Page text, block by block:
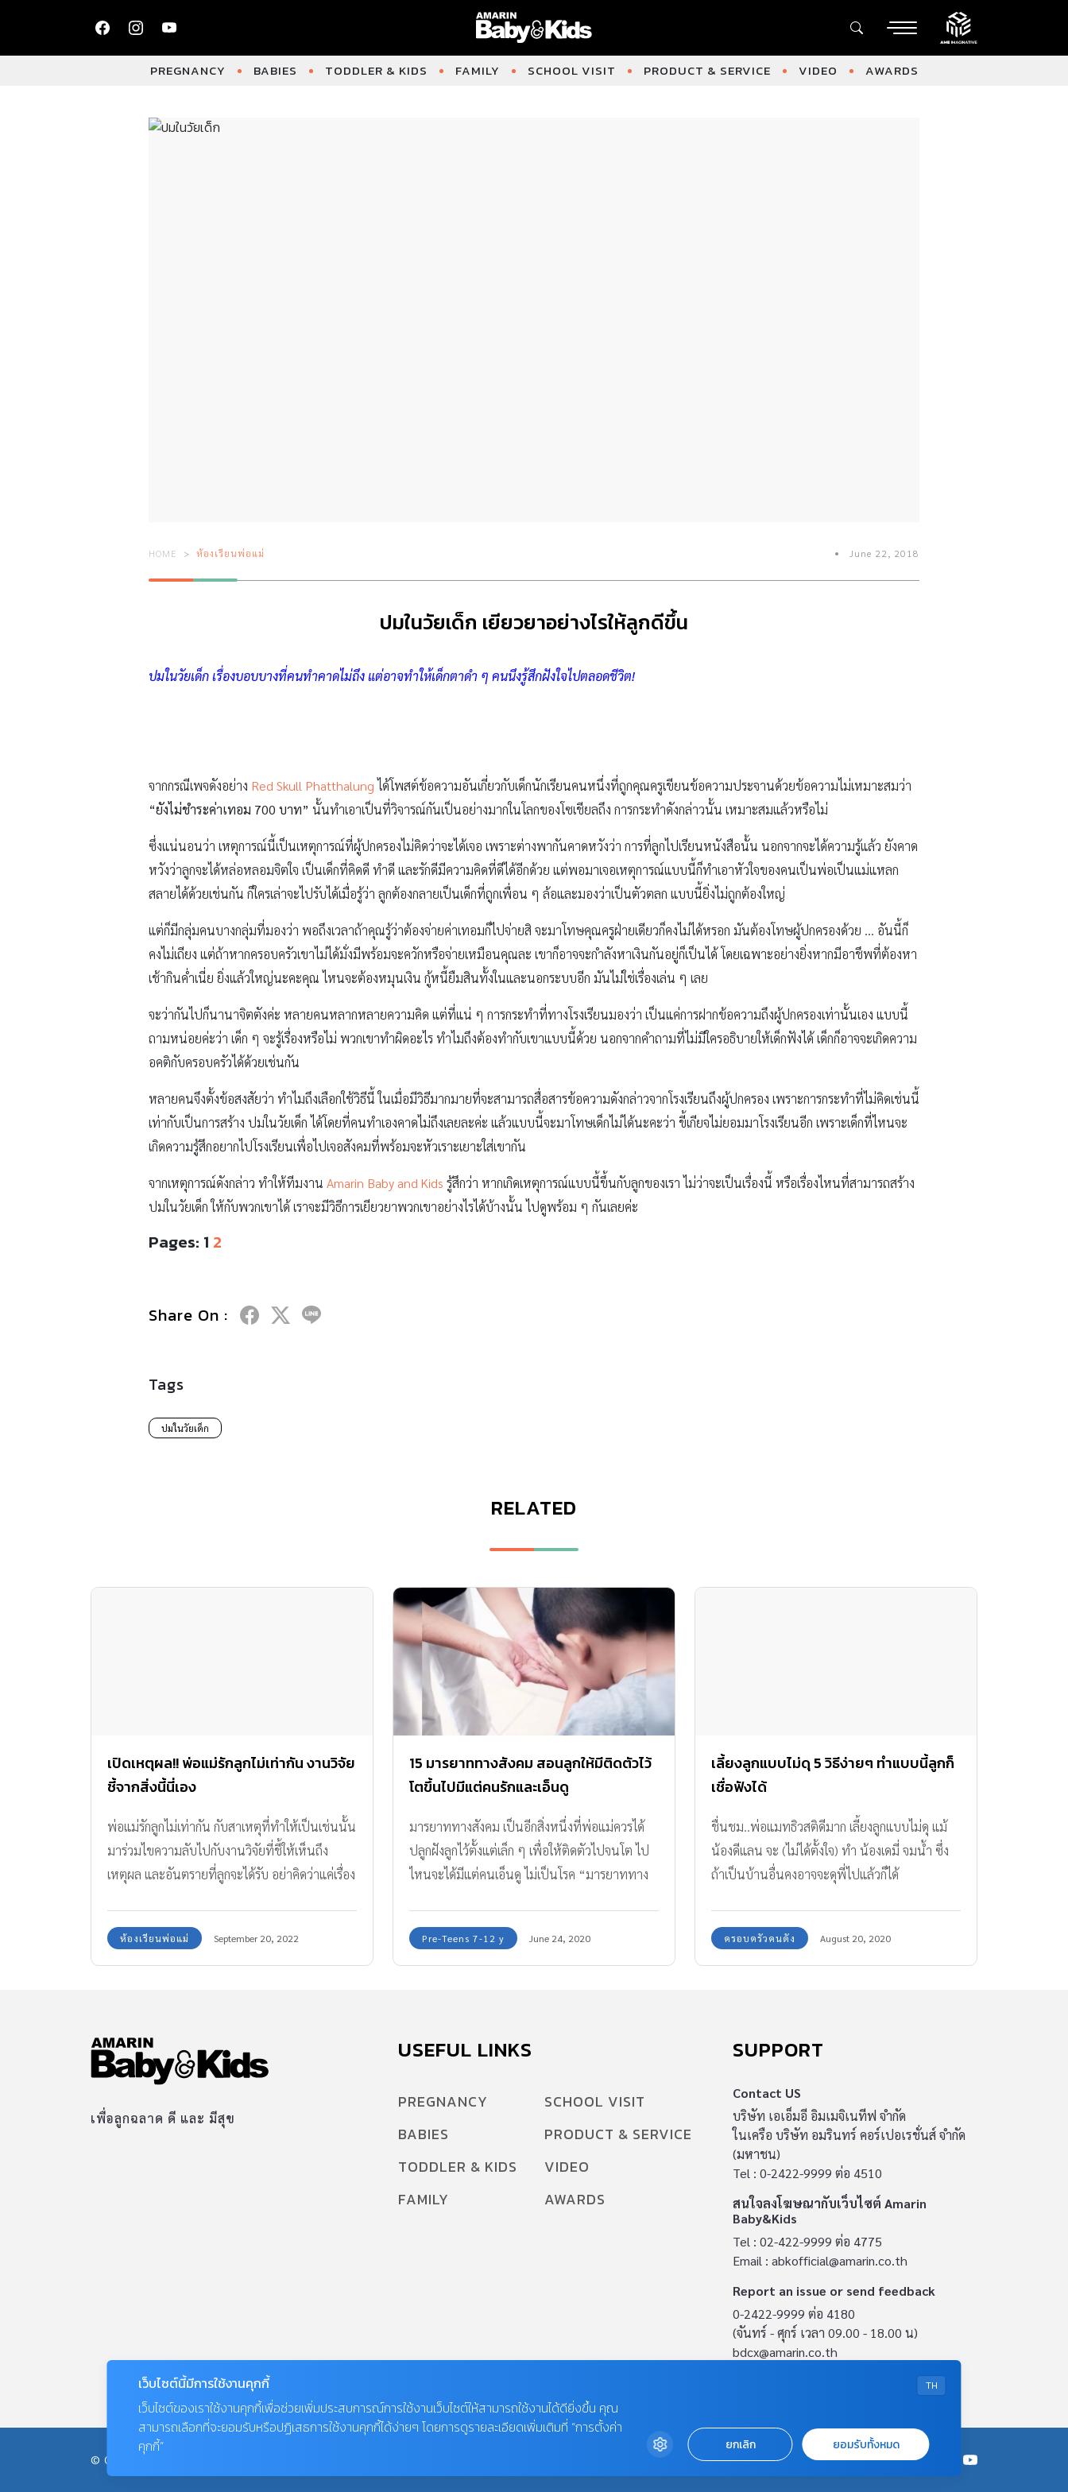
PREGNANCY BABIES TODDLER & KIDS FAMILY SCHOOL VISIT PRODUCT & SERVICE VIDEO AWARDS
HOME ห้องเรียนพ่อแม่ June 22, 2018
ปมในวัยเด็ก เยียวยาอย่างไรให้ลูกดีขึ้น
ปมในวัยเด็ก เรื่องบอบบางที่คนทำคาดไม่ถึง แต่อาจทำให้เด็กตาดำ ๆ คนนึงรู้สึกฝังใจไปตลอดชีวิต!
จากกรณีเพจดังอย่าง Red Skull Phatthalungได้โพสต์ข้อความอันเกี่ยวกับเด็กนักเรียนคนหนึ่งที่ถูกคุณครูเขียนข้อความประจานด้วยข้อความไม่เหมาะสมว่า
“ยังไม่ชำระค่าเทอม 700 บาท” นั้นทำเอาเป็นที่วิจารณ์กันเป็นอย่างมากในโลกของโซเชียลถึง การกระทำดังกล่าวนั้น เหมาะสมแล้วหรือไม่
ซึ่งแน่นอนว่า เหตุการณ์นี้เป็นเหตุการณ์ที่ผู้ปกครองไม่คิดว่าจะได้เจอ เพราะต่างพากันคาดหวังว่า การที่ลูกไปเรียนหนังสือนั้น นอกจากจะได้ความรู้แล้ว ยังคาด
หวังว่าลูกจะได้หล่อหลอมจิตใจ เป็นเด็กที่คิดดี ทำดี และรักดีมีความคิดที่ดีได้อีกด้วย แต่พอมาเจอเหตุการณ์แบบนี้ก็ทำเอาหัวใจของคนเป็นพ่อเป็นแม่แหลก
สลายได้ด้วยเช่นกัน ก็ใครเล่าจะไปรับได้เมื่อรู้ว่า ลูกต้องกลายเป็นเด็กที่ถูกเพื่อน ๆ ล้อและมองว่าเป็นตัวตลก แบบนี้ยิ่งไม่ถูกต้องใหญ่
แต่ก็มีกลุ่มคนบางกลุ่มที่มองว่า พอถึงเวลาถ้าคุณรู้ว่าต้องจ่ายค่าเทอมก็ไปจ่ายสิ จะมาโทษคุณครูฝ่ายเดียวก็คงไม่ได้หรอก มันต้องโทษผู้ปกครองด้วย … อันนี้ก็
คงไม่เถียง แต่ถ้าหากครอบครัวเขาไม่ได้มั่งมีพร้อมจะควักหรือจ่ายเหมือนคุณละ เขาก็อาจจะกำลังหาเงินกันอยู่ก็เป็นได้ โดยเฉพาะอย่างยิ่งหากมีอาชึพที่ต้องหา
เช้ากินค่ำเนี่ย ยิ่งแล้วใหญ่นะคะคุณ ไหนจะต้องหมุนเงิน กู้หนี้ยืมสินทั้งในและนอกระบบอีก มันไม่ใช่เรื่องเล่น ๆ เลย
จะว่ากันไปก็นานาจิตตังค่ะ หลายคนหลากหลายความคิด แต่ที่แน่ ๆ การกระทำที่ทางโรงเรียนมองว่า เป็นแค่การฝากข้อความถึงผู้ปกครองเท่านั้นเอง แบบนี้
ถามหน่อยค่ะว่า เด็ก ๆ จะรู้เรื่องหรือไม่ พวกเขาทำผิดอะไร ทำไมถึงต้องทำกับเขาแบบนี้ด้วย นอกจากคำถามที่ไม่มีใครอธิบายให้เด็กฟังได้ เด็กก็อาจจะเกิดความ
อคติกับครอบครัวได้ด้วยเช่นกัน
หลายคนจึงตั้งข้อสงสัยว่า ทำไมถึงเลือกใช้วิธีนี้ ในเมื่อมีวิธีมากมายที่จะสามารถสื่อสารข้อความดังกล่าวจากโรงเรียนถึงผู้ปกครอง เพราะการกระทำที่ไม่คิดเช่นนี้
เท่ากับเป็นการสร้าง ปมในวัยเด็ก ได้โดยที่คนทำเองคาดไม่ถึงเลยละค่ะ แล้วแบบนี้จะมาโทษเด็กไม่ได้นะคะว่า ขี้เกียจไม่ยอมมาโรงเรียนอีก เพราะเด็กที่ไหนจะ
เกิดความรู้สึกอยากไปโรงเรียนเพื่อไปเจอสังคมที่พร้อมจะหัวเราะเยาะใส่เขากัน
จากเหตุการณ์ดังกล่าว ทำให้ทีมงาน Amarin Baby and Kids รู้สึกว่า หากเกิดเหตุการณ์แบบนี้ขึ้นกับลูกของเรา ไม่ว่าจะเป็นเรื่องนี้ หรือเรื่องไหนที่สามารถสร้าง
ปมในวัยเด็ก ให้กับพวกเขาได้ เราจะมีวิธีการเยียวยาพวกเขาอย่างไรได้บ้างนั้น ไปดูพร้อม ๆ กันเลยค่ะ
Pages: 1 2
Share On :
Tags
ปมในวัยเด็ก
RELATED
เปิดเหตุผล!! พ่อแม่รักลูกไม่เท่ากัน งานวิจัย
ชี้จากสิ่งนี้นี่เอง
พ่อแม่รักลูกไม่เท่ากัน กับสาเหตุที่ทำให้เป็นเช่นนั้น
มาร่วมไขความลับไปกับงานวิจัยที่ชี้ให้เห็นถึง
เหตุผล และอันตรายที่ลูกจะได้รับ อย่าคิดว่าแค่เรื่อง
ห้องเรียนพ่อแม่ September 20, 2022
15 มารยาททางสังคม สอนลูกให้มีติดตัวไว้
โตขึ้นไปมีแต่คนรักและเอ็นดู
มารยาททางสังคม เป็นอีกสิ่งหนึ่งที่พ่อแม่ควรได้
ปลูกฝังลูกไว้ตั้งแต่เล็ก ๆ เพื่อให้ติดตัวไปจนโต ไป
ไหนจะได้มีแต่คนเอ็นดู ไม่เป็นโรค “มารยาททาง
Pre-Teens 7-12 y June 24, 2020
เลี้ยงลูกแบบไม่ดุ 5 วิธีง่ายๆ ทำแบบนี้ลูกก็
เชื่อฟังได้
ชื่นชม..พ่อแมทธิวสติดีมาก เลี้ยงลูกแบบไม่ดุ แม้
น้องดีแลน จะ (ไม่ได้ตั้งใจ) ทำ น้องเดมี่ จมน้ำ ซึ่ง
ถ้าเป็นบ้านอื่นคงอาจจะดุพี่ไปแล้วก็ได้
ครอบครัวคนดัง August 20, 2020
เพื่อลูกฉลาด ดี และ มีสุข
USEFUL LINKS
PREGNANCY
BABIES
TODDLER & KIDS
FAMILY
SCHOOL VISIT
PRODUCT & SERVICE
VIDEO
AWARDS
SUPPORT
Contact US
บริษัท เอเอ็มอี อิมเมจิเนทีฟ จำกัด
ในเครือ บริษัท อมรินทร์ คอร์เปอเรชั่นส์ จำกัด
(มหาชน)
Tel : 0-2422-9999 ต่อ 4510
สนใจลงโฆษณากับเว็บไซต์ Amarin
Baby&Kids
Tel : 02-422-9999 ต่อ 4775
Email : abkofficial@amarin.co.th
Report an issue or send feedback
0-2422-9999 ต่อ 4180
(จันทร์ - ศุกร์ เวลา 09.00 - 18.00 น)
bdcx@amarin.co.th
OUR SOCIALS
© COPYRIGHT 2026
TH
เว็บไซต์นี้มีการใช้งานคุกกี้
เว็บไซต์ของเราใช้งานคุกกี้เพื่อช่วยเพิ่มประสบการณ์การใช้งานเว็บไซต์ให้สามารถใช้งานได้ดียิ่งขึ้น คุณ
สามารถเลือกที่จะยอมรับหรือปฏิเสธการใช้งานคุกกี้ได้ง่ายๆ โดยการดูรายละเอียดเพิ่มเติมที่ “การตั้งค่า
คุกกี้”
ยกเลิก ยอมรับทั้งหมด